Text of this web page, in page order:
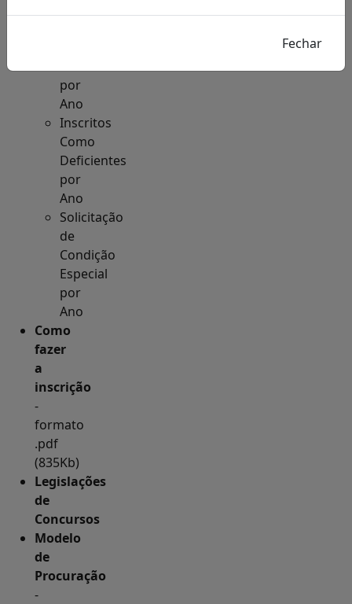
por
Ano
Inscritos
Como
Deficientes
por
Ano
Solicitação
de
Condição
Especial
por
Ano
Como
fazer
a
inscrição
-
formato
.pdf
(835Kb)
Legislações
de
Concursos
Modelo
de
Procuração
-